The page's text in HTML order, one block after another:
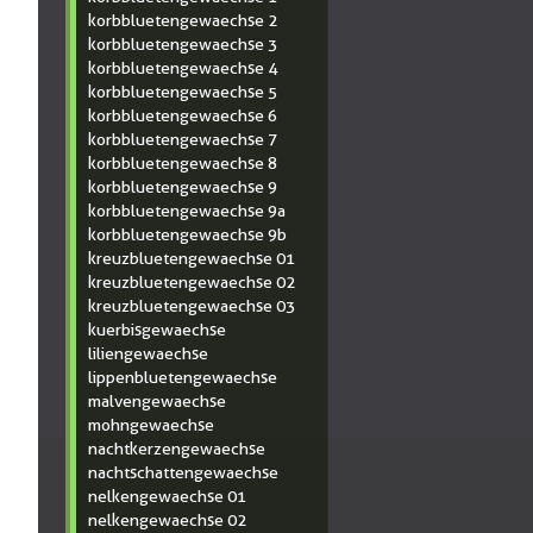
korbbluetengewaechse 2
korbbluetengewaechse 3
korbbluetengewaechse 4
korbbluetengewaechse 5
korbbluetengewaechse 6
korbbluetengewaechse 7
korbbluetengewaechse 8
korbbluetengewaechse 9
korbbluetengewaechse 9a
korbbluetengewaechse 9b
kreuzbluetengewaechse 01
kreuzbluetengewaechse 02
kreuzbluetengewaechse 03
kuerbisgewaechse
liliengewaechse
lippenbluetengewaechse
malvengewaechse
mohngewaechse
nachtkerzengewaechse
nachtschattengewaechse
nelkengewaechse 01
nelkengewaechse 02